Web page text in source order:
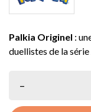
Palkia Originel :
duellistes de la
–